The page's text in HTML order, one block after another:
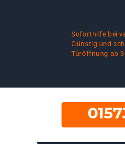
Soforthilfe bei
Günstig und
Türöffnung ab